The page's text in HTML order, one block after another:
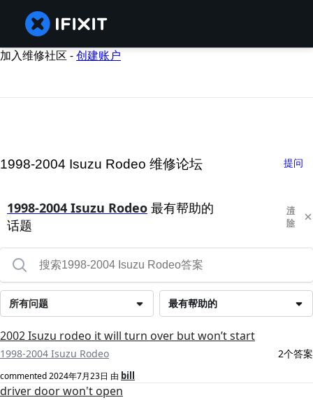
加入维修社区 -创建账户
1998-2004 Isuzu Rodeo 维修论坛 提问
1998-2004 Isuzu Rodeo 最有帮助的
话题
清
除
最有帮助的
所有问题
2002 Isuzu rodeo it will turn over but won’t start
1998-2004 Isuzu Rodeo 2个答案
commented2024年7月23日 由 bill
driver door won't open